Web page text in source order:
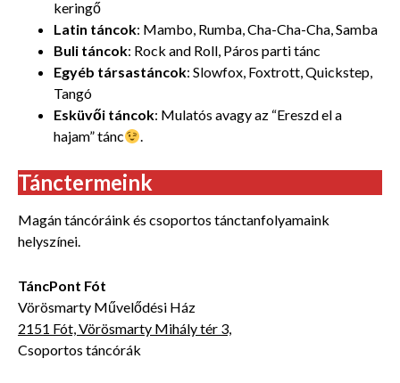
keringő
Latin táncok: Mambo, Rumba, Cha-Cha-Cha, Samba
Buli táncok: Rock and Roll, Páros parti tánc
Egyéb társastáncok: Slowfox, Foxtrott, Quickstep,
Tangó
Esküvői táncok: Mulatós avagy az “Ereszd el a
hajam” tánc
.
Tánctermeink
Magán táncóráink és csoportos tánctanfolyamaink
helyszínei.
TáncPont Fót
Vörösmarty Művelődési Ház
2151 Fót, Vörösmarty Mihály tér 3,
Csoportos táncórák